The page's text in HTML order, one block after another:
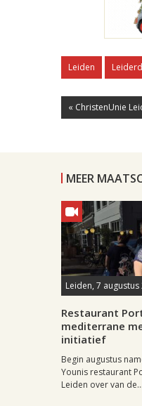
Leiden
« ChristenUnie
MEER
Leiden, 7 augustus
Restaurant
mediterrane
initiatief
Begin augustus
Younis restaurant
Leiden over van de...